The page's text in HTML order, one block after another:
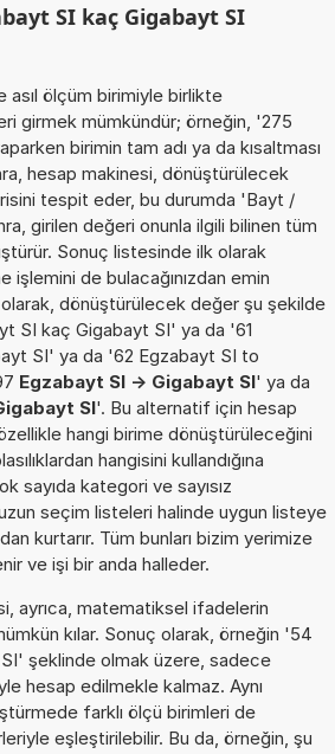
SI kaç Gigabayt SI
asıl ölçüm birimiyle birlikte
girmek mümkündür; örneğin, '275
birimin tam adı ya da kısaltması
hesap makinesi, dönüştürülecek
tespit eder, bu durumda 'Bayt /
girilen değeri onunla ilgili bilinen tüm
Sonuç listesinde ilk olarak
işlemini de bulacağınızdan emin
dönüştürülecek değer şu şekilde
SI kaç Gigabayt SI' ya da '61
SI' ya da '62 Egzabayt SI to
Egzabayt SI -> Gigabayt SI' ya da
SI'. Bu alternatif için hesap
hangi birime dönüştürüleceğini
hangisini kullandığına
sayıda kategori ve sayısız
seçim listeleri halinde uygun listeye
kurtarır. Tüm bunları bizim yerimize
ve işi bir anda halleder.
ayrıca, matematiksel ifadelerin
kılar. Sonuç olarak, örneğin '54
şeklinde olmak üzere, sadece
hesap edilmekle kalmaz. Aynı
farklı ölçü birimleri de
eşleştirilebilir. Bu da, örneğin, şu